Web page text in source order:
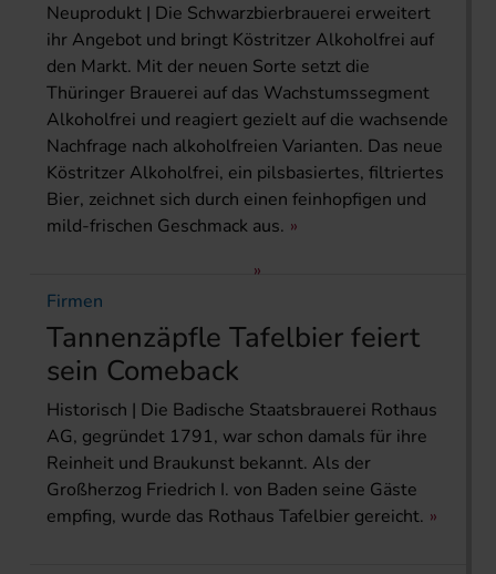
Neuprodukt | Die Schwarzbierbrauerei erweitert
ihr Angebot und bringt Köstritzer Alkoholfrei auf
den Markt. Mit der neuen Sorte setzt die
Thüringer Brauerei auf das Wachstumssegment
Alkoholfrei und reagiert gezielt auf die wachsende
Nachfrage nach alkoholfreien Varianten. Das neue
Köstritzer Alkoholfrei, ein pilsbasiertes, filtriertes
Bier, zeichnet sich durch einen feinhopfigen und
mild-frischen Geschmack aus.
Firmen
Tannenzäpfle Tafelbier feiert
sein Comeback
Historisch | Die Badische Staatsbrauerei Rothaus
AG, gegründet 1791, war schon damals für ihre
Reinheit und Braukunst bekannt. Als der
Großherzog Friedrich I. von Baden seine Gäste
empfing, wurde das Rothaus Tafelbier gereicht.